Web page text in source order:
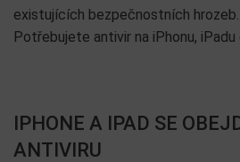
existujících bezpečnostních
Potřebujete antivir na iPhonu, iPadu
IPHONE A IPAD SE
ANTIVIRU